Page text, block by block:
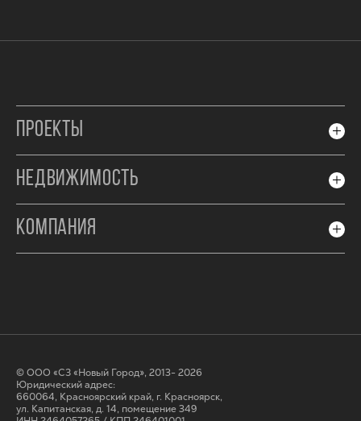
ПРОЕКТЫ
НЕДВИЖИМОСТЬ
КОМПАНИЯ
© ООО «СЗ «Новый Город», 2013- 2026
Юридический адрес:
660064, Красноярский край, г. Красноярск,
ул. Капитанская, д. 14, помещение 349